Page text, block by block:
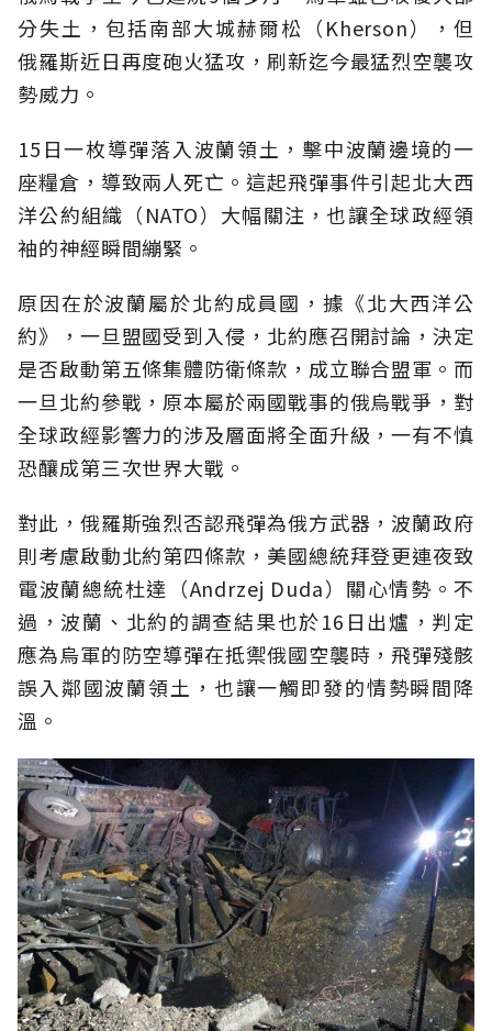
分失土，包括南部大城赫爾松（Kherson），但
俄羅斯近日再度砲火猛攻，刷新迄今最猛烈空襲攻
勢威力。
15日一枚導彈落入波蘭領土，擊中波蘭邊境的一
座糧倉，導致兩人死亡。這起飛彈事件引起北大西
洋公約組織（NATO）大幅關注，也讓全球政經領
袖的神經瞬間繃緊。
原因在於波蘭屬於北約成員國，據《北大西洋公
約》，一旦盟國受到入侵，北約應召開討論，決定
是否啟動第五條集體防衛條款，成立聯合盟軍。而
一旦北約參戰，原本屬於兩國戰事的俄烏戰爭，對
全球政經影響力的涉及層面將全面升級，一有不慎
恐釀成第三次世界大戰。
對此，俄羅斯強烈否認飛彈為俄方武器，波蘭政府
則考慮啟動北約第四條款，美國總統拜登更連夜致
電波蘭總統杜達（Andrzej Duda）關心情勢。不
過，波蘭、北約的調查結果也於16日出爐，判定
應為烏軍的防空導彈在抵禦俄國空襲時，飛彈殘骸
誤入鄰國波蘭領土，也讓一觸即發的情勢瞬間降
溫。